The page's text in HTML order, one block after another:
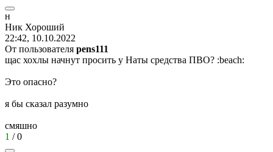
н
Ник Хороший
22:42, 10.10.2022
От пользователя pens111
щас хохлы начнут просить у Наты средства ПВО? :beach:
Это опасно?
я бы сказал разумно
смяшно
1 /0